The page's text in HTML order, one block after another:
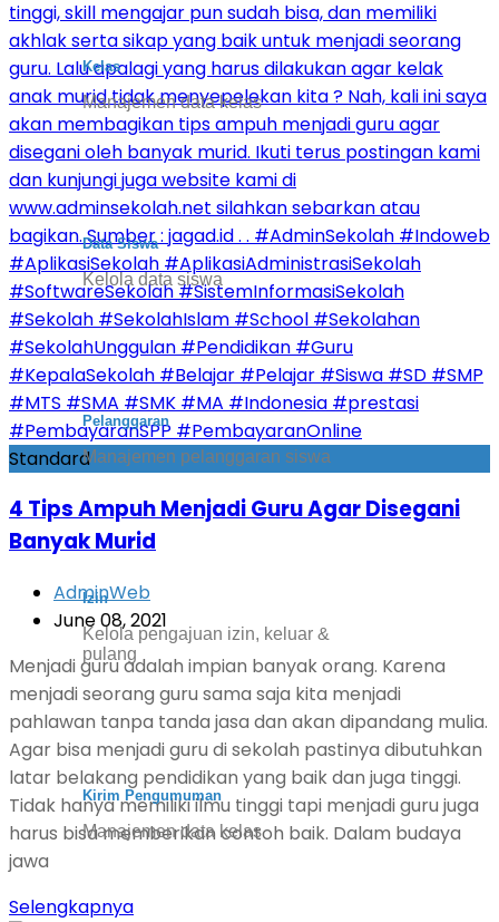
Kelas
Manajemen data kelas
Data Siswa
Kelola data siswa
Pelanggaran
Manajemen pelanggaran siswa
Izin
Kelola pengajuan izin, keluar &
pulang
Kirim Pengumuman
Manajemen data kelas
Standard
4 Tips Ampuh Menjadi Guru Agar Disegani
Banyak Murid
AdminWeb
June 08, 2021
Menjadi guru adalah impian banyak orang. Karena
menjadi seorang guru sama saja kita menjadi
pahlawan tanpa tanda jasa dan akan dipandang mulia.
Agar bisa menjadi guru di sekolah pastinya dibutuhkan
latar belakang pendidikan yang baik dan juga tinggi.
Tidak hanya memiliki ilmu tinggi tapi menjadi guru juga
harus bisa memberikan contoh baik. Dalam budaya
jawa
Selengkapnya